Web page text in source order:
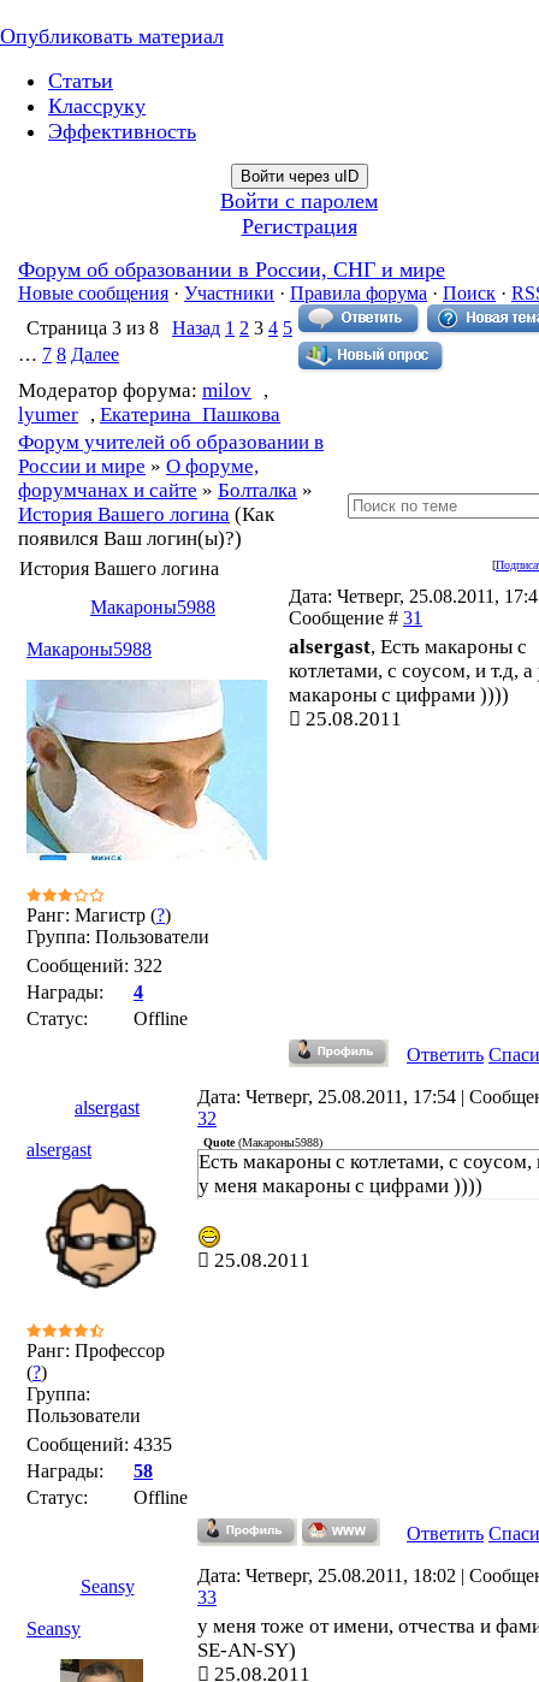
Опубликовать материал
Статьи
Классруку
Эффективность
Войти через uID
Войти с паролем
Регистрация
Форум об образовании в России, СНГ и мире
Новые сообщения · Участники · Правила форума · Поиск ·
Страница 3 из 8 Назад 1 2 3 4 5
… 7 8 Далее
Модератор форума: milov ,
lyumer , Екатерина_Пашкова
Форум учителей об образовании в
России и мире » О форуме,
форумчанах и сайте » Болталка »
История Вашего логина (Как
появился Ваш логин(ы)?)
[
История Вашего логина
Макароны5988
Дата: Четверг, 25.08.2011,
Сообщение # 31
Макароны5988
Ранг: Магистр (?)
Группа: Пользователи
Сообщений: 322
Награды:
4
Статус:
Offline
alsergast, Есть макароны с
котлетами, с соусом, и т.д,
макароны с цифрами ))))
25.08.2011
Ответить
alsergast
Дата: Четверг, 25.08.2011, 17:54 |
32
alsergast
Ранг: Профессор
(?)
Группа:
Пользователи
Сообщений: 4335
Награды:
58
Статус:
Offline
Quote(Макароны5988)
Есть макароны с котлетами, с соусом,
у меня макароны с цифрами ))))
25.08.2011
Ответить
Seansy
Дата: Четверг, 25.08.2011, 18:02 |
33
Seansy
у меня тоже от имени, отчества и
SE-AN-SY)
25.08.2011